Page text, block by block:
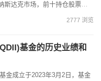
斯达克市场，前十持仓股票集
与同类基金相比...
2777 浏览
基金的历史业绩和